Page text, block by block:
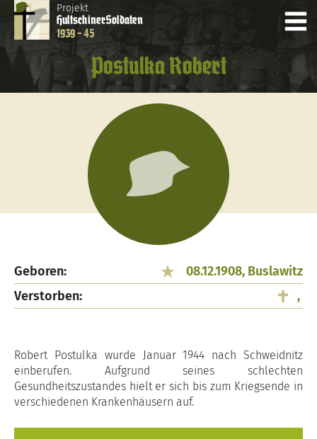
Projekt
HultschinerSoldaten
1939 - 45
Postulka Robert
Geboren:
08.12.1908, Buslawitz
Verstorben:
,
Robert Postulka wurde Januar 1944 nach Schweidnitz
einberufen. Aufgrund seines schlechten
Gesundheitszustandes hielt er sich bis zum Kriegsende in
verschiedenen Krankenhäusern auf.